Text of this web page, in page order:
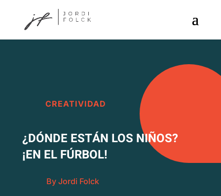
CREATIVIDAD
¿DÓNDE ESTÁN LOS NIÑOS?
¡EN EL FÚRBOL!
By Jordi Folck